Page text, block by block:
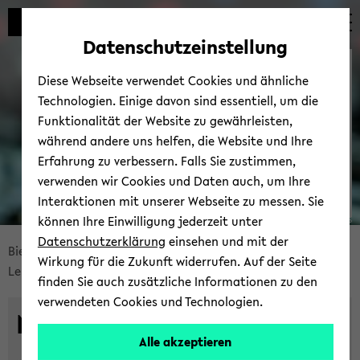
Automatische
vermeiden
skip
main
skip
main
skip
footer
skip
breadcrumb
navigation
main
Bie­le­fel­der IT-​Servicezentrum
eLear­ning.Me­di­en
Lern­platt­for­men
Servicezentrum
© Uni­ver­si­tät Bie­le­feld | BITS
Mood­le
Datenschutzeinstellung
Diese Webseite verwendet Cookies und ähnliche
Technologien. Einige davon sind essentiell, um die
Funktionalität der Website zu gewährleisten,
während andere uns helfen, die Website und Ihre
Erfahrung zu verbessern. Falls Sie zustimmen,
verwenden wir Cookies und Daten auch, um Ihre
Interaktionen mit unserer Webseite zu messen. Sie
können Ihre Einwilligung jederzeit unter
Datenschutzerklärung einsehen und mit der
Wirkung für die Zukunft widerrufen. Auf der Seite
finden Sie auch zusätzliche Informationen zu den
verwendeten Cookies und Technologien.
Alle akzeptieren